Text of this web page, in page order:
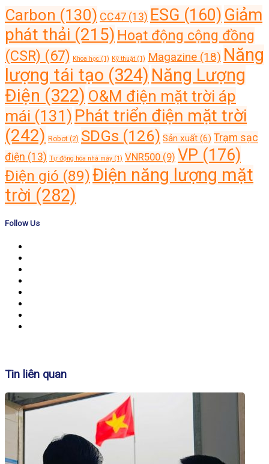
Carbon (130) CC47 (13) ESG (160) Giảm
phát thải (215) Hoạt động cộng đồng
(CSR) (67) Khoa học (1) Kỹ thuật (1) Magazine (18) Năng
lượng tái tạo (324) Năng Lượng
Điện (322) O&M điện mặt trời áp
mái (131) Phát triển điện mặt trời
(242) Robot (2) SDGs (126) Sản xuất (6) Trạm sạc
điện (13) Tự động hóa nhà máy (1) VNR500 (9) VP (176)
Điện gió (89)Điện năng lượng mặt
trời (282)
Follow Us
Tin liên quan